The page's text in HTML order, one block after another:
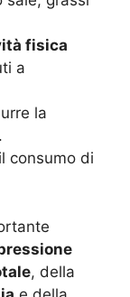
fisica
a
la
.
consumo di
, della